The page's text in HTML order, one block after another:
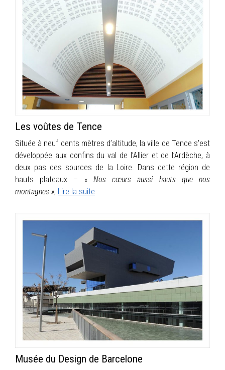
Les voûtes de Tence
Située à neuf cents mètres d’altitude, la ville de Tence s’est
développée aux confins du val de l’Allier et de l’Ardèche, à
deux pas des sources de la Loire. Dans cette région de
hauts plateaux – « Nos cœurs aussi hauts que nos
montagnes », Lire la suite
Musée du Design de Barcelone